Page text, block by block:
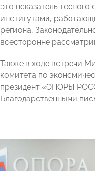
это показатель
институтами,
региона,
всесторонне
Также в ходе встречи
комитета по
президент «ОПОРЫ
Благодарственными